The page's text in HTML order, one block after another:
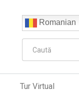
Romanian
Tur Virtual